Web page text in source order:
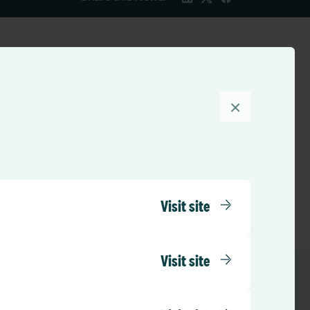
Visit site
Visit site
×
Limited, en